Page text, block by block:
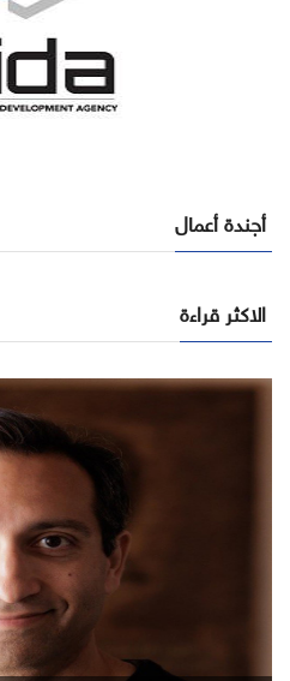
أجندة أعمال
الاكثر قراءة